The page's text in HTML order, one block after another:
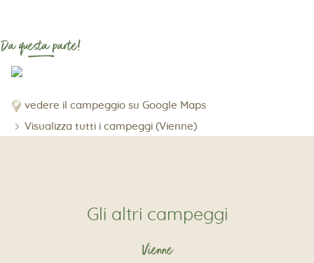
Da questa parte!
vedere il campeggio su Google Maps
Visualizza tutti i campeggi (Vienne)
Gli altri campeggi
Vienne